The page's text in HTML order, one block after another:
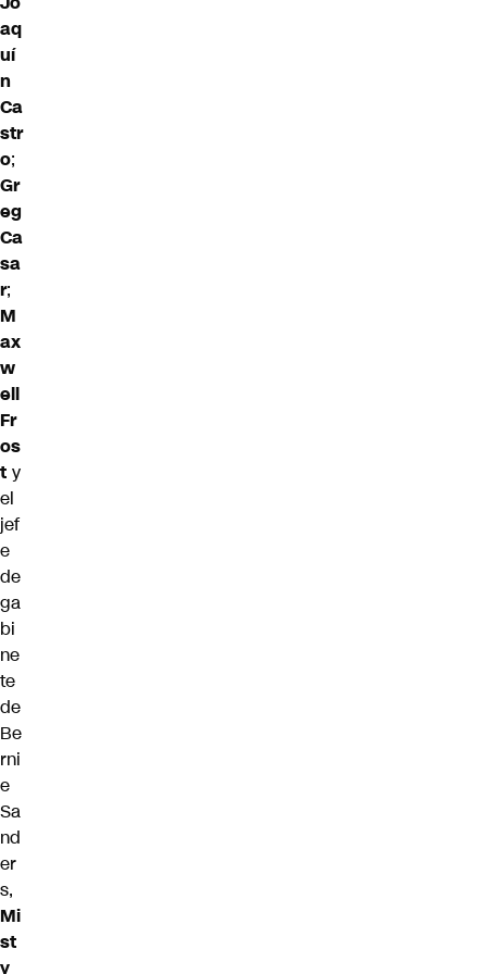
aq
uí
n
Ca
str
o;
Gr
eg
Ca
sa
r;
M
ax
w
ell
Fr
os
t y
el
jef
e
de
ga
bi
ne
te
de
Be
rni
e
Sa
nd
er
s,
Mi
st
y